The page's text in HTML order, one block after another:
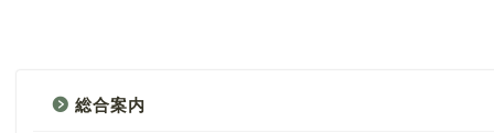
総合案内